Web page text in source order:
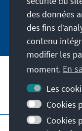
Visitez aussi
Impressum
des données
des fins
contenu
modifier les
moment. En
Les
Cookies
Cookies